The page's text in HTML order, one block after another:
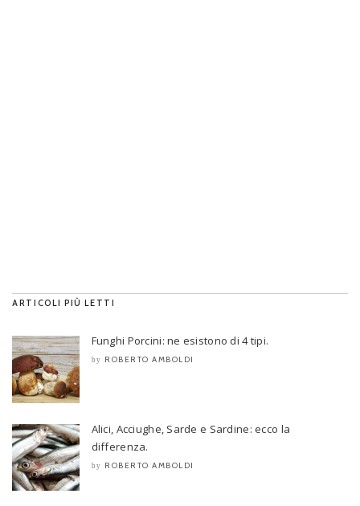
ARTICOLI PIÙ LETTI
Funghi Porcini: ne esistono di 4 tipi.
by ROBERTO AMBOLDI
Alici, Acciughe, Sarde e Sardine: ecco la
differenza.
by ROBERTO AMBOLDI